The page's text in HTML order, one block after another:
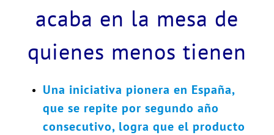
acaba en la mesa de
quienes menos tienen
Una iniciativa pionera en España,
que se repite por segundo año
consecutivo, logra que el producto